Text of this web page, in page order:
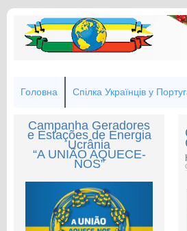
Головна Спілка Українців у
Campanha Geradores
e Estações de Energia
Ucrânia
“A UNIÃO AQUECE-
NOS”